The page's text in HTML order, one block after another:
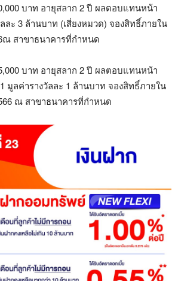
บาท อายุสลาก 2 ปี ผลตอบแทนหน้า
ละ 3 ล้านบาท (เสี่ยงหมวด) จองสิทธิ์ภายใน
ณ สาขาธนาคารที่กำหนด
บาท อายุสลาก 2 ปี ผลตอบแทนหน้า
มูลค่ารางวัลละ 1 ล้านบาท จองสิทธิ์ภายใน
ณ สาขาธนาคารที่กำหนด